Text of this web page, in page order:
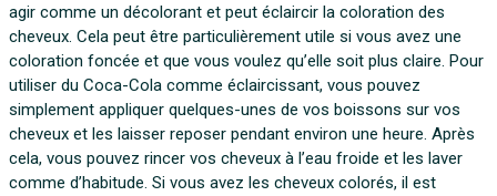
agir comme un décolorant et peut éclaircir la coloration des
cheveux. Cela peut être particulièrement utile si vous avez une
coloration foncée et que vous voulez qu’elle soit plus claire. Pour
utiliser du Coca-Cola comme éclaircissant, vous pouvez
simplement appliquer quelques-unes de vos boissons sur vos
cheveux et les laisser reposer pendant environ une heure. Après
cela, vous pouvez rincer vos cheveux à l’eau froide et les laver
comme d’habitude. Si vous avez les cheveux colorés, il est